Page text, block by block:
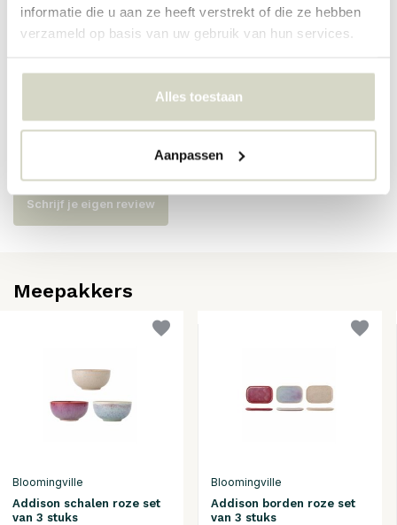
informatie die u aan ze heeft verstrekt of die ze hebben
verzameld op basis van uw gebruik van hun services.
Alles toestaan
Aanpassen
SKU 82073083
Reviews
Er zijn nog geen reviews geschreven over dit product..
Schrijf je eigen review
Meepakkers
Bloomingville
Addison schalen roze set
van 3 stuks
Bloomingville
Addison borden roze set
van 3 stuks